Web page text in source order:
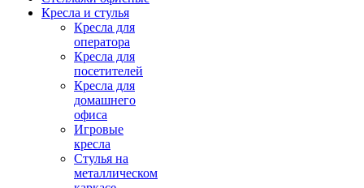
Кресла и стулья
Кресла для
оператора
Кресла для
посетителей
Кресла для
домашнего
офиса
Игровые
кресла
Стулья на
металлическом